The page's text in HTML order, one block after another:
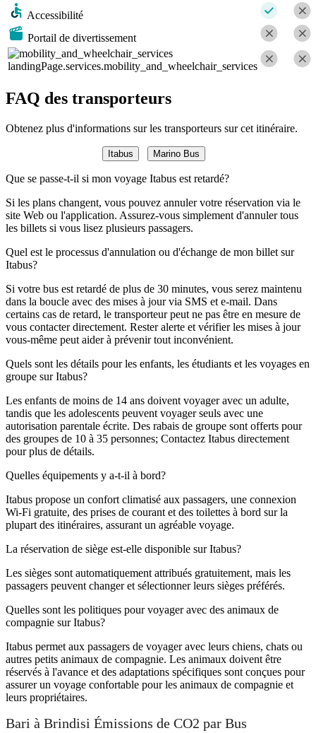
Accessibilité
Portail de divertissement
landingPage.services.mobility_and_wheelchair_services
FAQ des transporteurs
Obtenez plus d'informations sur les transporteurs sur cet itinéraire.
Itabus Marino Bus
Que se passe-t-il si mon voyage Itabus est retardé?
Si les plans changent, vous pouvez annuler votre réservation via le
site Web ou l'application. Assurez-vous simplement d'annuler tous
les billets si vous lisez plusieurs passagers.
Quel est le processus d'annulation ou d'échange de mon billet sur
Itabus?
Si votre bus est retardé de plus de 30 minutes, vous serez maintenu
dans la boucle avec des mises à jour via SMS et e-mail. Dans
certains cas de retard, le transporteur peut ne pas être en mesure de
vous contacter directement. Rester alerte et vérifier les mises à jour
vous-même peut aider à prévenir tout inconvénient.
Quels sont les détails pour les enfants, les étudiants et les voyages en
groupe sur Itabus?
Les enfants de moins de 14 ans doivent voyager avec un adulte,
tandis que les adolescents peuvent voyager seuls avec une
autorisation parentale écrite. Des rabais de groupe sont offerts pour
des groupes de 10 à 35 personnes; Contactez Itabus directement
pour plus de détails.
Quelles équipements y a-t-il à bord?
Itabus propose un confort climatisé aux passagers, une connexion
Wi-Fi gratuite, des prises de courant et des toilettes à bord sur la
plupart des itinéraires, assurant un agréable voyage.
La réservation de siège est-elle disponible sur Itabus?
Les sièges sont automatiquement attribués gratuitement, mais les
passagers peuvent changer et sélectionner leurs sièges préférés.
Quelles sont les politiques pour voyager avec des animaux de
compagnie sur Itabus?
Itabus permet aux passagers de voyager avec leurs chiens, chats ou
autres petits animaux de compagnie. Les animaux doivent être
réservés à l'avance et des adaptations spécifiques sont conçues pour
assurer un voyage confortable pour les animaux de compagnie et
leurs propriétaires.
Bari à Brindisi Émissions de CO2 par Bus